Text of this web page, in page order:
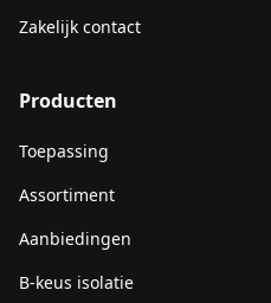
Zakelijk contact
Producten
Toepassing
Assortiment
Aanbiedingen
B-keus isolatie